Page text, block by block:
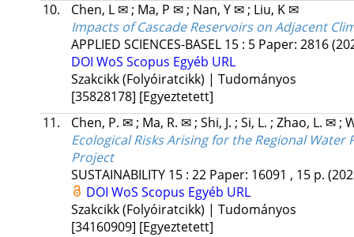
10.
Chen, L ✉; Ma, P ✉; Nan, Y ✉; Liu, K ✉
Impacts of Cascade Reservoirs on Adjacent
APPLIED SCIENCES-BASEL 15: 5 Paper: 2816
DOI WoS Scopus Egyéb URL
Szakcikk (Folyóiratcikk) | Tudományos
[35828178] [Egyeztetett]
11.
Chen, P. ✉; Ma, R. ✉; Shi, J. ; Si, L. ; Zhao, L. ✉;
Ecological Risks Arising for the Regional
Project
SUSTAINABILITY 15: 22 Paper: 16091 , 15 p.
DOI WoS Scopus Egyéb URL
Szakcikk (Folyóiratcikk) | Tudományos
[34160909] [Egyeztetett]